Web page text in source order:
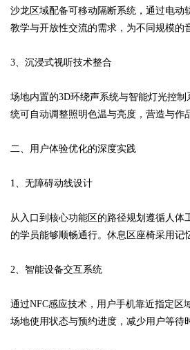
沙龙区域配备可移动隔断系统，通过电动
教学与开放性交流的需求，为不同规模的
3、沉浸式视听技术整合
场地内置的3D环绕声系统与智能灯光控
统可自动调整照明色温与亮度，营造与作
二、用户体验优化的深度实践
1、无障碍动线设计
从入口到核心功能区的路径规划遵循人体
的学员能够顺畅通行。休息区座椅采用
2、智能设备交互系统
通过NFC感应技术，用户手机靠近指定
场地使用状态与预约进度，减少用户等待